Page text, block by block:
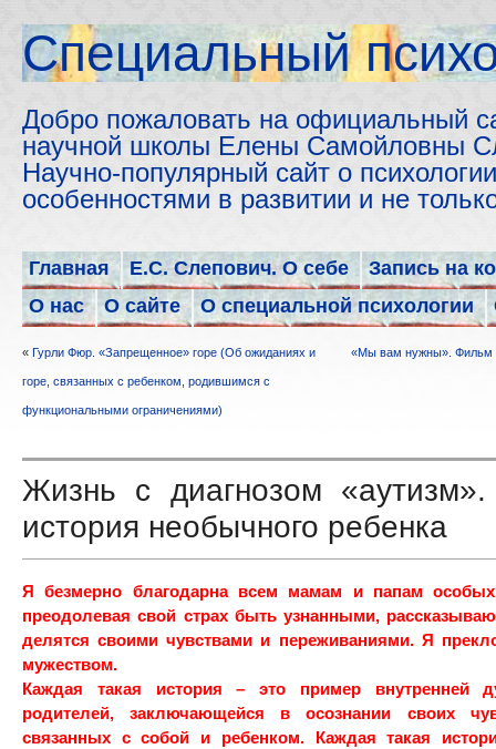
Cпециальный
Добро пожаловать на официальный
научной школы Елены Самойловны
Научно-популярный сайт о
особенностями в развитии и не
Главная Е.С. Слепович. О себе
Запись на
О нас
О сайте О специальной психологии
« Гурли Фюр. «Запрещенное» горе (Об ожиданиях и
горе, связанных с ребенком, родившимся с
функциональными ограничениями)
«Мы вам нужны». Фильм
Жизнь с диагнозом
история необычного ребенка
Я безмерно благодарна всем мамам и папам
преодолевая свой страх быть узнанными,
делятся своими чувствами и переживаниями. Я
мужеством.
Каждая такая история – это пример внутренней
родителей, заключающейся в осознании своих
связанных с собой и ребенком. Каждая такая